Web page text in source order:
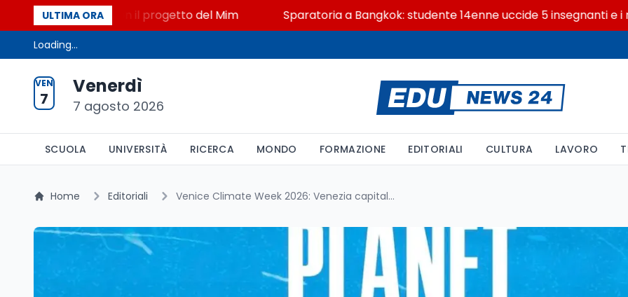
ULTIMA ORA
a Lerici con il progetto del Mim Sparatoria a Bangkok: studente 14enne uccide 5 insegnanti e i nonni
Loading...
VEN
7
Venerdì
7 agosto 2026
SCUOLA UNIVERSITÀ RICERCA MONDO FORMAZIONE EDITORIALI CULTURA LAVORO
Home Editoriali Venice Climate Week 2026: Venezia capitale della crisi climatica globale